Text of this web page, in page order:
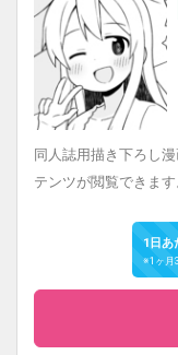
同人誌用描き下ろし
テンツが閲覧できます
1日あ
※1ヶ月